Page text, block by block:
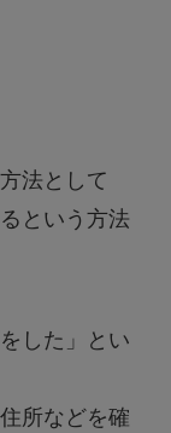
法として
という方法
した」とい
所などを確